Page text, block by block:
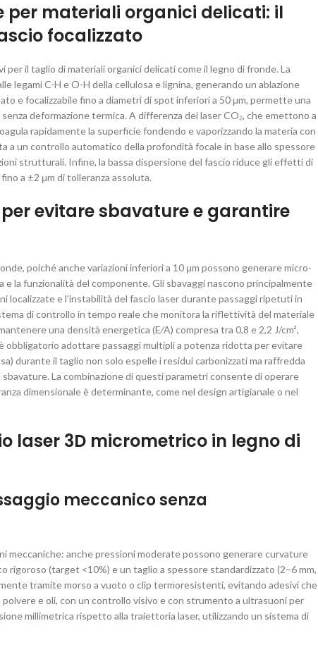
per materiali organici delicati: il
focalizzato
il taglio di materiali organici delicati come il legno di fronde. La
legami C-H e O-H della cellulosa e lignina, generando un ablazione
e focalizzabile fino a diametri di spot inferiori a 50 μm, permette una
deformazione termica. A differenza dei laser CO₂, che emettono a
rapidamente la superficie fondendo e vaporizzando la materia con
a un controllo automatico della profondità focale in base allo spessore
strutturali. Infine, la bassa dispersione del fascio riduce gli effetti di
a ±2 μm di tolleranza assoluta.
evitare sbavature e garantire
poiché anche variazioni inferiori a 10 μm possono generare micro-
la funzionalità del componente. Gli sbavaggi nascono principalmente
e l’instabilità del fascio laser durante passaggi ripetuti in
di controllo in tempo reale che monitora la riflettività del materiale
una densità energetica (E⁄A) compresa tra 0,8 e 2,2 J/cm²,
obbligatorio adottare passaggi multipli a potenza ridotta per evitare
durante il taglio non solo espelle i residui carbonizzati ma raffredda
La combinazione di questi parametri consente di operare
dimensionale è determinante, come nel design artigianale o nel
laser 3D micrometrico in legno di
meccanico senza
meccaniche: anche pressioni moderate possono generare curvature
(target <10%) e un taglio a spessore standardizzato (2–6 mm,
tramite morso a vuoto o clip termoresistenti, evitando adesivi che
e oli, con un controllo visivo e con strumento a ultrasuoni per
millimetrica rispetto alla traiettoria laser, utilizzando un sistema di